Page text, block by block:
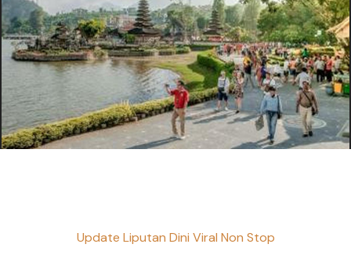
Update Liputan Dini Viral Non Stop